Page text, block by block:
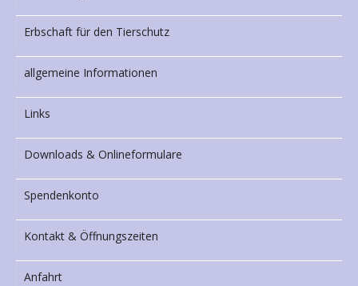
Erbschaft für den Tierschutz
allgemeine Informationen
Links
Downloads & Onlineformulare
Spendenkonto
Kontakt & Öffnungszeiten
Anfahrt